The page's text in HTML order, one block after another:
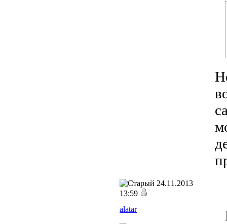
24.11.2013
13:59
alatar